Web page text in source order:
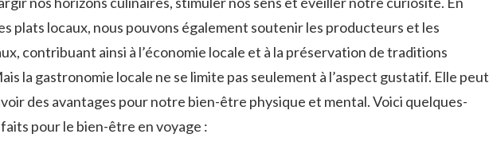
⁤plats locaux, nous pouvons⁢ également soutenir les producteurs et les
contribuant ainsi à l’économie ​locale et à ⁢la ‌préservation de traditions
la gastronomie ‌locale ne se limite pas seulement à l’aspect gustatif. Elle peut
des avantages⁣ pour notre ‌bien-être physique et mental. Voici quelques-
pour ⁤le bien-être en voyage :